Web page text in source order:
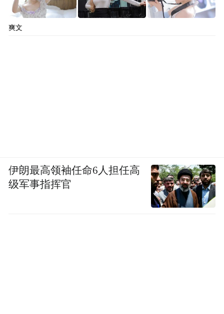
爽文
伊朗最高领袖任命6人担任高
级军事指挥官